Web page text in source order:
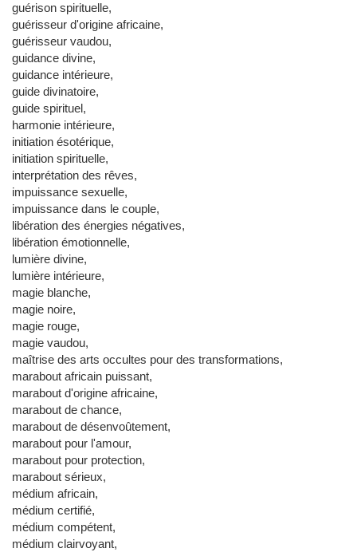
guérison spirituelle,
guérisseur d'origine africaine,
guérisseur vaudou,
guidance divine,
guidance intérieure,
guide divinatoire,
guide spirituel,
harmonie intérieure,
initiation ésotérique,
initiation spirituelle,
interprétation des rêves,
impuissance sexuelle,
impuissance dans le couple,
libération des énergies négatives,
libération émotionnelle,
lumière divine,
lumière intérieure,
magie blanche,
magie noire,
magie rouge,
magie vaudou,
maîtrise des arts occultes pour des transformations,
marabout africain puissant,
marabout d'origine africaine,
marabout de chance,
marabout de désenvoûtement,
marabout pour l'amour,
marabout pour protection,
marabout sérieux,
médium africain,
médium certifié,
médium compétent,
médium clairvoyant,